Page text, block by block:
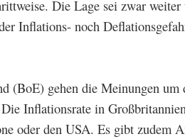
Die Lage sei zwar weiter
Inflations- noch
(BoE) gehen die Meinungen um
Inflationsrate in
oder den USA. Es gibt zudem